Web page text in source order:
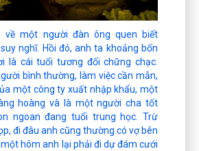
về một người đàn ông quen biết
nghĩ. Hồi đó, anh ta khoảng bốn
là cái tuổi tương đối chững chạc.
bình thường, làm việc cần mẫn,
một công ty xuất nhập khẩu, một
hoàng và là một người cha tốt
ngoan đang tuổi trung học. Trừ
đi đâu anh cũng thường có vợ bên
hôm anh lại phải đi dự đám cưới